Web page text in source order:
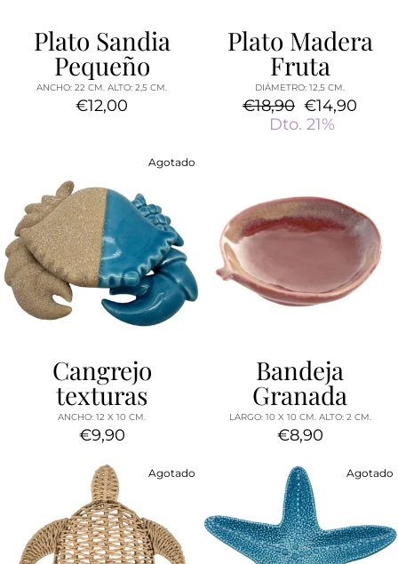
Plato Sandia
Pequeño
ANCHO: 22 CM. ALTO: 2,5 CM.
€12,00
Plato Madera
Fruta
DIÁMETRO: 12,5 CM.
Precio
habitual
€18,90 Precio
de
€14,90
Dto. 21%
Agotado
Cangrejo
texturas
ANCHO: 12 X 10 CM.
€9,90
Bandeja
Granada
LARGO: 10 X 10 CM. ALTO: 2 CM.
€8,90
Agotado Agotado